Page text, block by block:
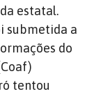
estatal.
submetida a
do
tentou